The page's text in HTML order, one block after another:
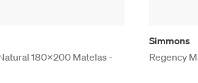
180x200 Matelas -
Simmons
Regency